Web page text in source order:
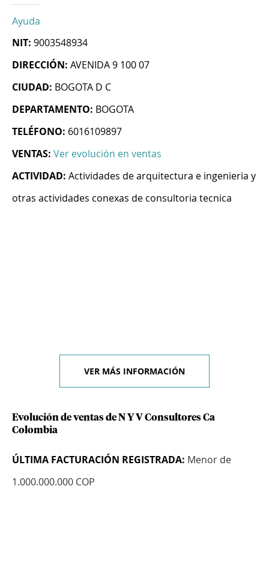
Ayuda
NIT: 9003548934
DIRECCIÓN: AVENIDA 9 100 07
CIUDAD: BOGOTA D C
DEPARTAMENTO: BOGOTA
TELÉFONO: 6016109897
VENTAS: Ver evolución en ventas
ACTIVIDAD: Actividades de arquitectura e ingenieria y
otras actividades conexas de consultoria tecnica
VER MÁS INFORMACIÓN
Evolución de ventas de N Y V Consultores Ca
Colombia
ÚLTIMA FACTURACIÓN REGISTRADA: Menor de
1.000.000.000 COP